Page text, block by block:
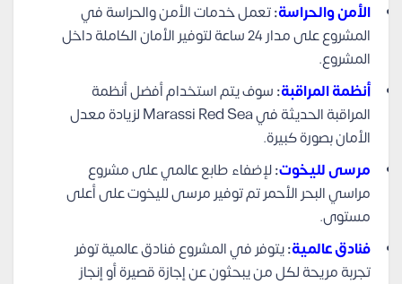
الأمن والحراسة:تعمل خدمات الأمن والحراسة في
المشروع على مدار 24 ساعة لتوفير الأمان الكاملة داخل
المشروع.
أنظمة المراقبة:سوف يتم استخدام أفضل أنظمة
المراقبة الحديثة في Marassi Red Sea لزيادة معدل
الأمان بصورة كبيرة.
مرسى لليخوت:لإضفاء طابع عالمي على مشروع
مراسي البحر الأحمر تم توفير مرسى لليخوت على أعلى
مستوى.
فنادق عالمية:يتوفر في المشروع فنادق عالمية توفر
تجربة مريحة لكل من يبحثون عن إجازة قصيرة أو إنجاز